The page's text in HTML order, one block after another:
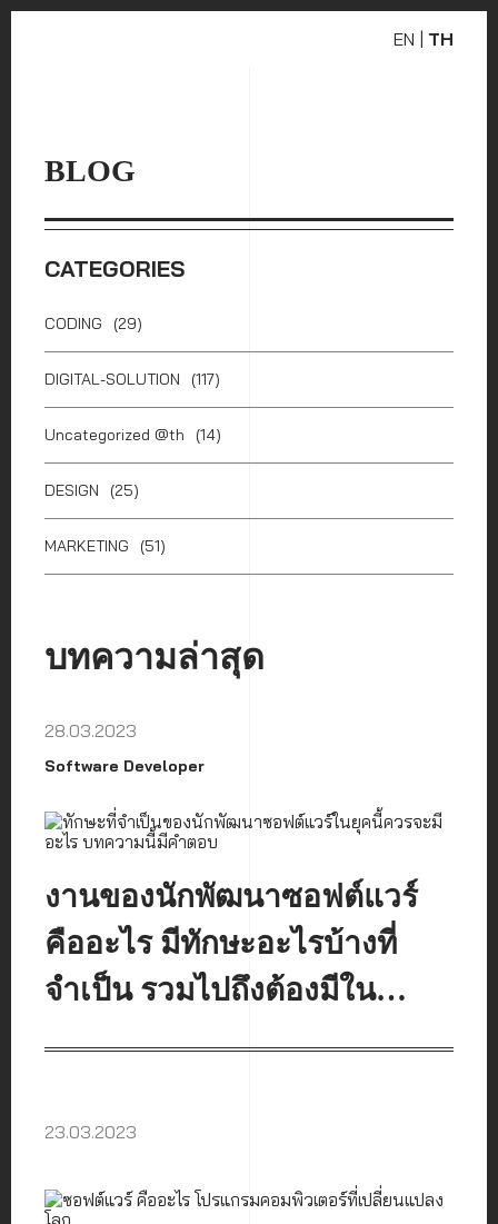
EN TH
BLOG
CATEGORIES
CODING (29)
DIGITAL-SOLUTION (117)
Uncategorized @th (14)
DESIGN (25)
MARKETING (51)
บทความล่าสุด
28.03.2023
Software Developer
งานของนักพัฒนาซอฟต์แวร์
คืออะไร มีทักษะอะไรบ้างที่
จำเป็น รวมไปถึงต้องมีใน
23.03.2023